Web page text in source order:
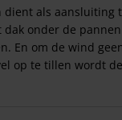
dient als aansluiting
dak onder de
En om de wind
op te tillen wordt